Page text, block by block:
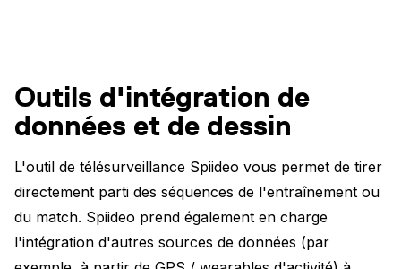
Outils d'intégration de
données et de dessin
L'outil de télésurveillance Spiideo vous permet de tirer
directement parti des séquences de l'entraînement ou
du match. Spiideo prend également en charge
l'intégration d'autres sources de données (par